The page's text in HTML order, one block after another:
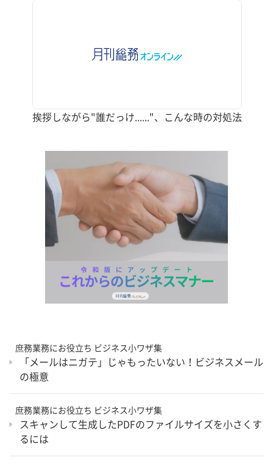
挨拶しながら"誰だっけ......"、こんな時の対処法
庶務業務にお役立ち ビジネス小ワザ集
「メールはニガテ」じゃもったいない！ビジネスメール
の極意
庶務業務にお役立ち ビジネス小ワザ集
スキャンして生成したPDFのファイルサイズを小さくす
るには